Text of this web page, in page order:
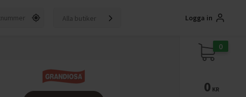
Alla butiker Logga in
0
0 KR